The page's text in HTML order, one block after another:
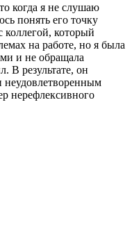
когда я не слушаю
понять его точку
коллегой, который
на работе, но я была
и не обращала
В результате, он
неудовлетворенным
нерефлексивного